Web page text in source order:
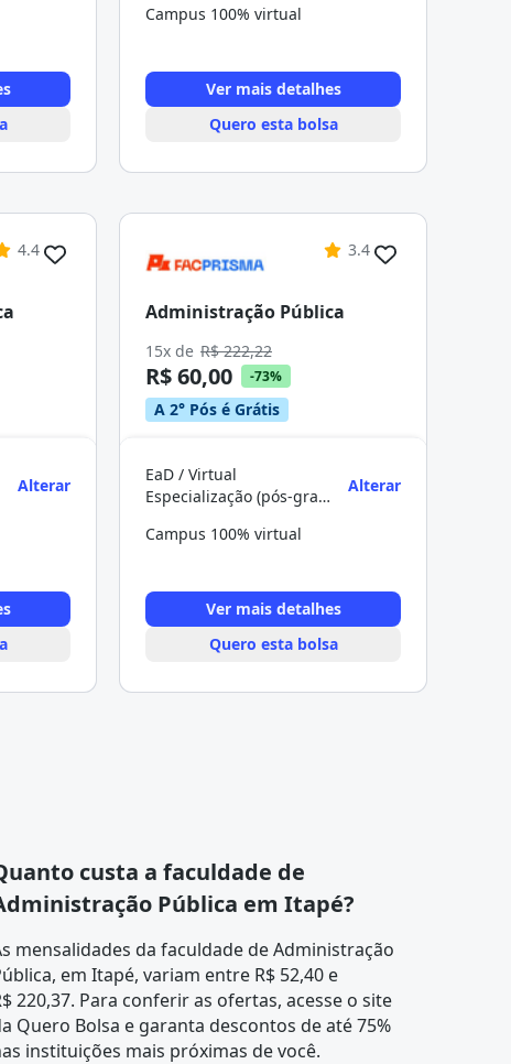
Campus 100% virtual
Ver mais detalhes
Quero esta bolsa
4.4
Alterar
3.4
Administração Pública
15x de R$ 222,22
R$ 60,00 -73%
A 2° Pós é Grátis
EaD / Virtual
Especialização (pós-graduação)
Alterar
Campus 100% virtual
Ver mais detalhes
Quero esta bolsa
custa a faculdade de
Pública em Itapé?
mensalidades da faculdade de Administração
em Itapé, variam entre R$ 52,40 e
220,37. Para conferir as ofertas, acesse o site
Quero Bolsa e garanta descontos de até 75%
instituições mais próximas de você.